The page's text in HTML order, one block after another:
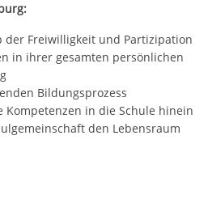
der Freiwilligkeit und Partizipation
in ihrer gesamten persönlichen
Bildungsprozess
Kompetenzen in die Schule hinein
den Lebensraum